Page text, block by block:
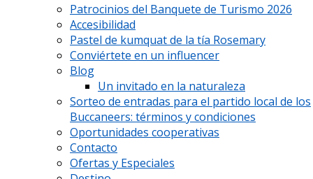
Patrocinios del Banquete de Turismo 2026
Accesibilidad
Pastel de kumquat de la tía Rosemary
Conviértete en un influencer
Blog
Un invitado en la naturaleza
Sorteo de entradas para el partido local de los
Buccaneers: términos y condiciones
Oportunidades cooperativas
Contacto
Ofertas y Especiales